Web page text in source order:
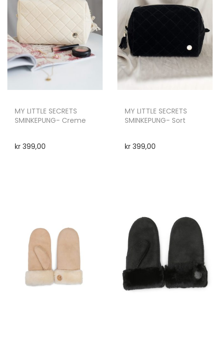
MY LITTLE SECRETS
SMINKEPUNG- Creme
kr 399,00
MY LITTLE SECRETS
SMINKEPUNG- Sort
kr399,00